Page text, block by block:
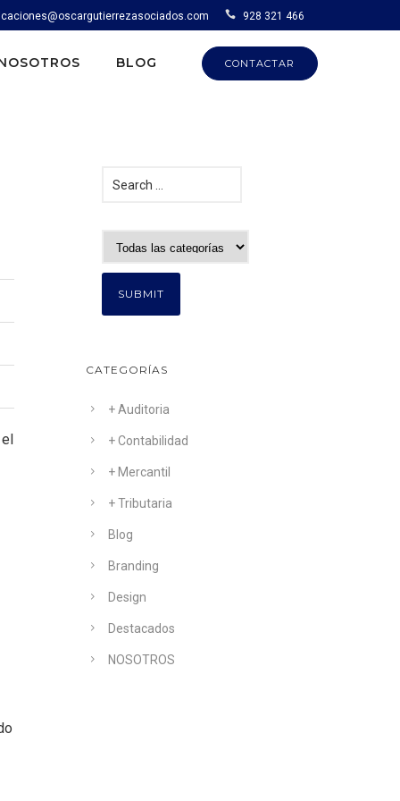
928 321 466
CONTACTAR
BLOG
CATEGORÍAS
+ Auditoria
+ Contabilidad
+ Mercantil
+ Tributaria
Blog
Branding
Design
Destacados
NOSOTROS